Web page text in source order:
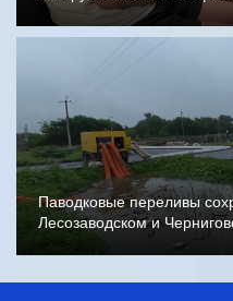
Паводковые переливы
Лесозаводском и